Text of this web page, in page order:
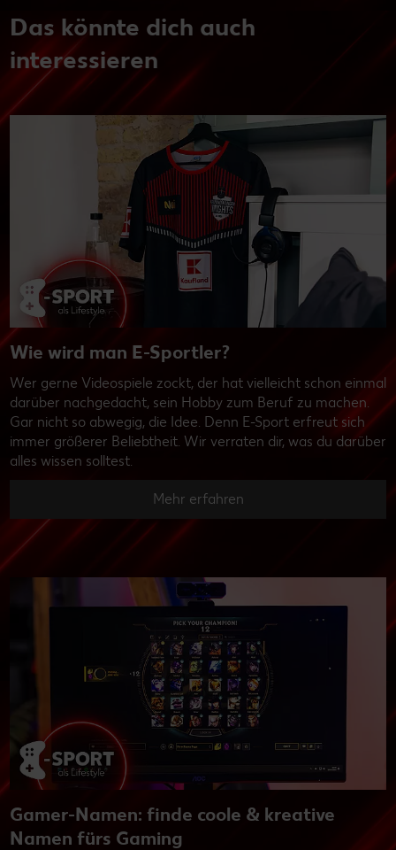
Das könnte dich auch
interessieren
Wie wird man E-Sportler?
Wer gerne Videospiele zockt, der hat vielleicht schon einmal
darüber nachgedacht, sein Hobby zum Beruf zu machen.
Gar nicht so abwegig, die Idee. Denn E-Sport erfreut sich
immer größerer Beliebtheit. Wir verraten dir, was du darüber
alles wissen solltest.
Mehr erfahren
Gamer-Namen: finde coole & kreative
Namen fürs Gaming